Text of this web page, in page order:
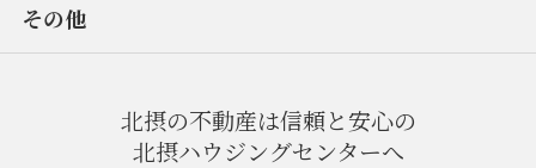
その他
北摂の不動産は信頼と安心の
北摂ハウジングセンターへ